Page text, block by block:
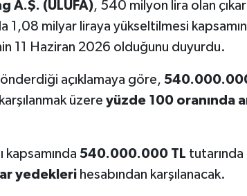
A.Ş. (ULUFA), 540 milyon lira olan
1,08 milyar liraya yükseltilmesi
11 Haziran 2026 olduğunu duyurdu.
açıklamaya göre,
üzere yüzde 100 oranında
kapsamında 540.000.000 TL tutarında
yedekleri hesabından karşılanacak.